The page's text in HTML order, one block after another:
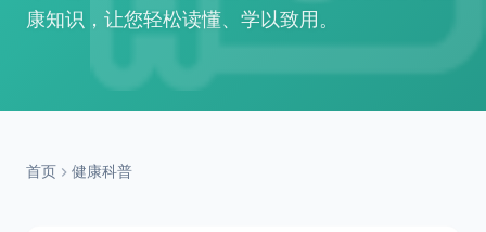
康知识，让您轻松读懂、学以致用。
首页 健康科普